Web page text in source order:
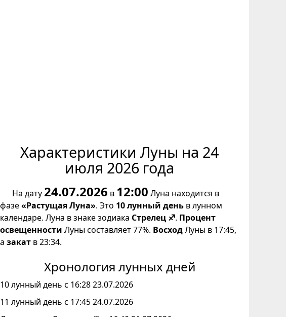
Характеристики Луны на 24
июля 2026 года
На дату 24.07.2026 в 12:00 Луна находится в
фазе«Растущая Луна». Это 10 лунный день в лунном
календаре. Луна в знаке зодиака Стрелец ♐. Процент
освещенности Луны составляет 77%. ВосходЛуны в 17:45,
а закат в 23:34.
Хронология лунных дней
10 лунный день с 16:28 23.07.2026
11 лунный день с 17:45 24.07.2026